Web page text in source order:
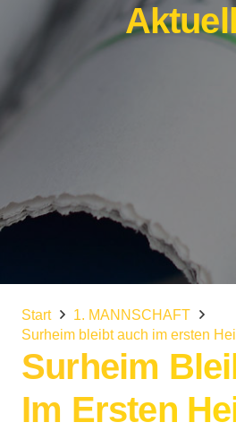
Start
1. MANNSCHAFT
Surheim bleibt auch im ersten
Surheim
Im Ersten